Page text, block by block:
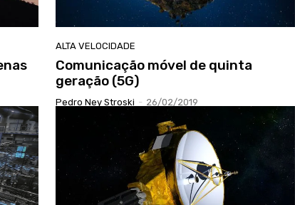
ALTA VELOCIDADE
Comunicação móvel de quinta
geração (5G)
Pedro Ney Stroski - 26/02/2019